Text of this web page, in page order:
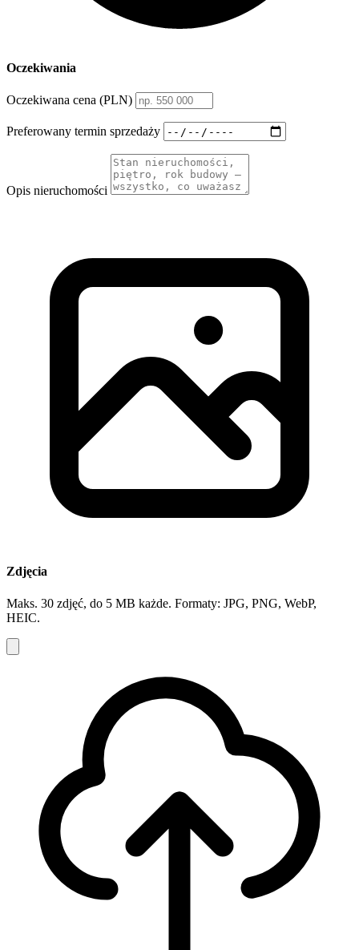
Oczekiwania
Oczekiwana cena (PLN)
Preferowany termin sprzedaży
Opis nieruchomości
Zdjęcia
Maks. 30 zdjęć, do 5 MB każde. Formaty: JPG, PNG, WebP,
HEIC.